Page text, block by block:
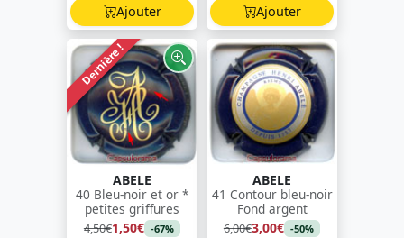
Ajouter Ajouter
Dernière !
ABELE
40 Bleu-noir et or *
petites griffures
4,50€1,50€ -67%
ABELE
41 Contour bleu-noir
Fond argent
6,00€3,00€ -50%